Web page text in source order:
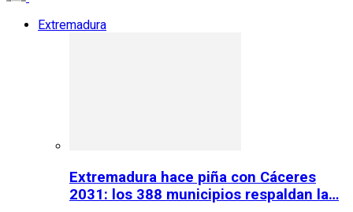
Extremadura
Extremadura hace piña con Cáceres
2031: los 388 municipios respaldan la…